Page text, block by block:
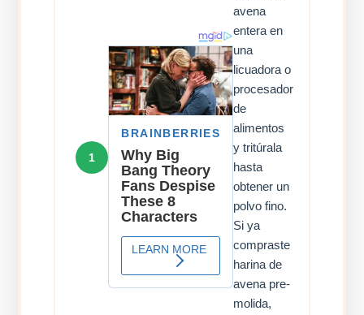
1
avena
entera en
una
licuadora o
procesador
de
alimentos
y tritúrala
hasta
obtener un
polvo fino.
Si ya
compraste
harina de
avena pre-
molida,